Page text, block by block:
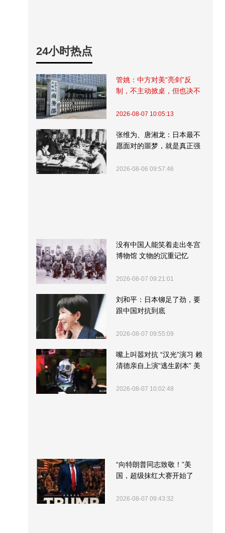
24小时热点
管姚：中方对美“亮剑”反
制，不主动掀桌，但也决不
2026-08-07 10:05:13
张维为、唐湘龙：日本最不
愿面对的噩梦，就是真正强
2026-08-06 09:57:46
没有中国人能笑着走出冬宫
博物馆 文物的沉重记忆
2026-08-07 09:21:01
刘和平：日本铆足了劲，要
跟中国对抗到底
2026-08-07 09:55:09
嘴上叫嚣对抗 “汉光”演习 赖
清德亲自上演“逃生剧本” 美
2026-08-07 10:02:48
“向特朗普同志致敬！”美
国，超级抹红大赛开始了
2026-08-07 09:43:32